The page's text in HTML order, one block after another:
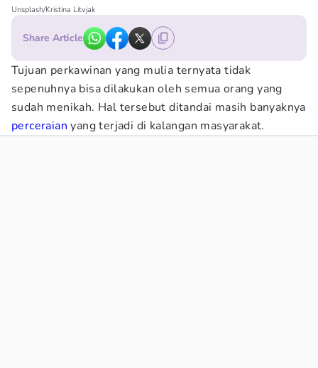
Unsplash/Kristina Litvjak
Share Article
Tujuan perkawinan yang mulia ternyata tidak
sepenuhnya bisa dilakukan oleh semua orang yang
sudah menikah. Hal tersebut ditandai masih banyaknya
perceraian yang terjadi di kalangan masyarakat.